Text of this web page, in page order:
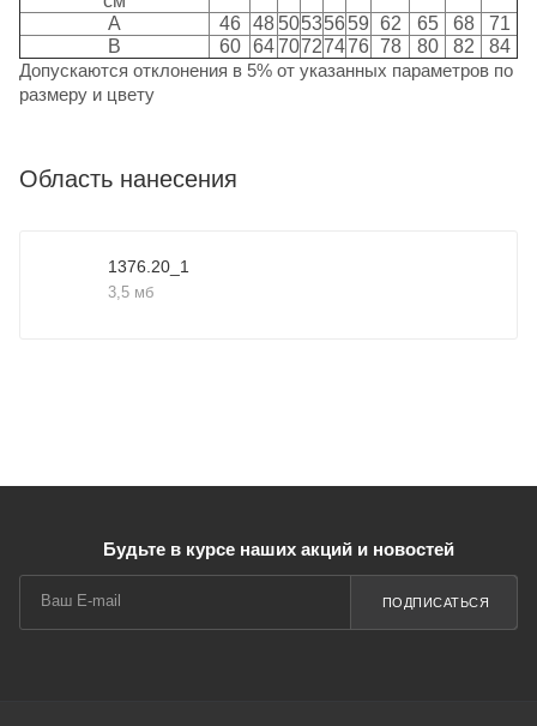
A
46 48 50535659 62 65 68
71
B
60 6470727476 78 80 82
84
Допускаются отклонения в 5% от указанных параметров по
размеру и цвету
Область нанесения
1376.20_1
3,5 мб
Будьте в курсе наших акций и новостей
ПОДПИСАТЬСЯ